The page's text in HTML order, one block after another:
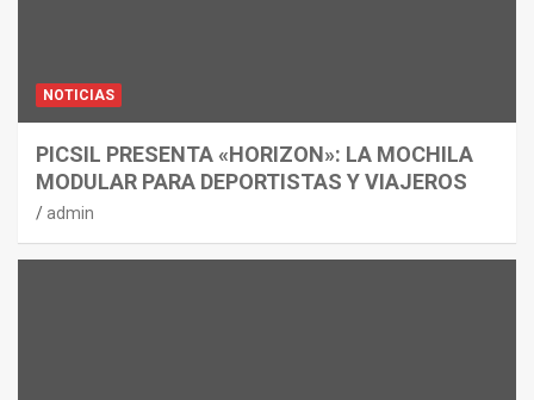
NOTICIAS
PICSIL PRESENTA «HORIZON»: LA MOCHILA
MODULAR PARA DEPORTISTAS Y VIAJEROS
admin